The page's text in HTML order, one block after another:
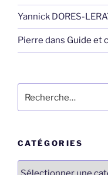
Yannick DORES-
Pierre dans Guide et
pour
CATÉGORIES
Catégories